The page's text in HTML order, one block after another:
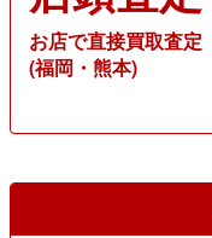
お店で直接買取査定
(福岡・熊本)